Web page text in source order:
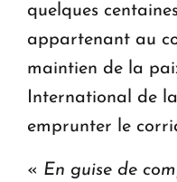
quelques
appartenant au
maintien de la
International de
emprunter le
« En guise de